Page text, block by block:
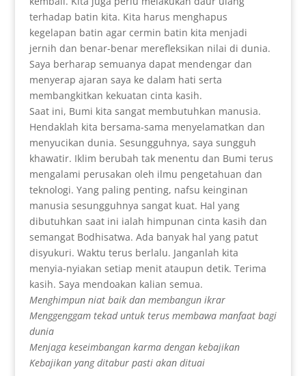
terhadap batin kita. Kita harus menghapus
kegelapan batin agar cermin batin kita menjadi
jernih dan benar-benar merefleksikan nilai di dunia.
Saya berharap semuanya dapat mendengar dan
menyerap ajaran saya ke dalam hati serta
membangkitkan kekuatan cinta kasih.
Saat ini, Bumi kita sangat membutuhkan manusia.
Hendaklah kita bersama-sama menyelamatkan dan
menyucikan dunia. Sesungguhnya, saya sungguh
khawatir. Iklim berubah tak menentu dan Bumi terus
mengalami perusakan oleh ilmu pengetahuan dan
teknologi. Yang paling penting, nafsu keinginan
manusia sesungguhnya sangat kuat. Hal yang
dibutuhkan saat ini ialah himpunan cinta kasih dan
semangat Bodhisatwa. Ada banyak hal yang patut
disyukuri. Waktu terus berlalu. Janganlah kita
menyia-nyiakan setiap menit ataupun detik. Terima
kasih. Saya mendoakan kalian semua.
Menghimpun niat baik dan membangun ikrar
Menggenggam tekad untuk terus membawa manfaat bagi
dunia
Menjaga keseimbangan karma dengan kebajikan
Kebajikan yang ditabur pasti akan dituai